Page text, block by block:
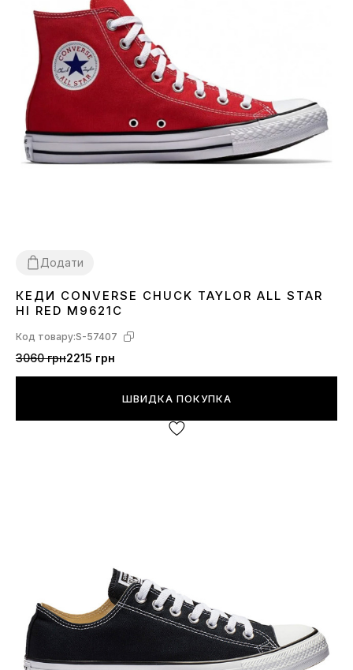
Додати
36373940 41 424344
КЕДИ CONVERSE CHUCK TAYLOR ALL STAR
HI RED M9621C
Код товару:S-57407
3060 грн2215 грн
ШВИДКА ПОКУПКА